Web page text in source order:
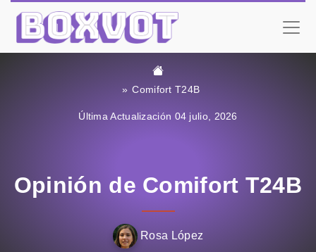
Comifort T24B
Última Actualización 04 julio, 2026
Opinión de Comifort T24B
Rosa López